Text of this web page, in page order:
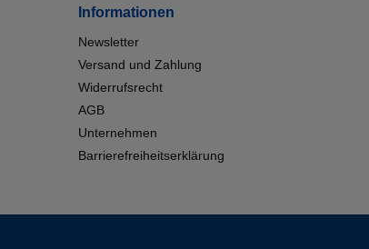
Informationen
Newsletter
Versand und Zahlung
Widerrufsrecht
AGB
Unternehmen
Barrierefreiheitserklärung